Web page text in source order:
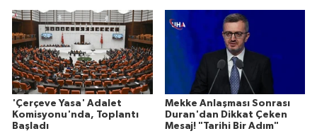
'Çerçeve Yasa' Adalet
Komisyonu'nda, Toplantı
Başladı
Mekke Anlaşması Sonrası
Duran'dan Dikkat Çeken
Mesaj! "Tarihi Bir Adım"